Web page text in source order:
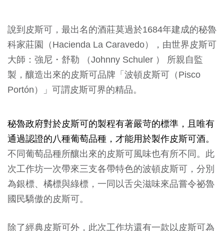
說到皮斯可，最出名的酒莊莫過於1684年建成的秘魯
科家莊園（Hacienda La Caravedo），由世界皮斯可
大師：強尼・舒勒 （Johnny Schuler ） 所親自監
製，釀造出來的皮斯可品牌「波頓皮斯可（Pisco
Portón）」可謂皮斯可界的精品。
秘魯政府對於皮斯可的製程有著嚴苛的標準，且唯有
通過認證的八種葡萄品種，才能用於製作皮斯可酒。
不同葡萄品種所釀出來的皮斯可風味也有所不同。此
次工作坊一次帶來三支各帶特色的波頓皮斯可，分別
為銀標、橘標與綠標，一同以舌尖滋味來品嘗令祕魯
國民驕傲的皮斯可。
除了經典皮斯可外，此次工作坊還有一款以皮斯可為